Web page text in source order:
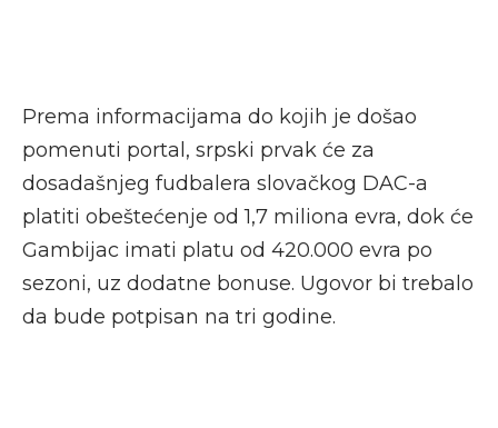
Prema informacijama do kojih je došao
pomenuti portal, srpski prvak će za
dosadašnjeg fudbalera slovačkog DAC-a
platiti obeštećenje od 1,7 miliona evra, dok će
Gambijac imati platu od 420.000 evra po
sezoni, uz dodatne bonuse. Ugovor bi trebalo
da bude potpisan na tri godine.